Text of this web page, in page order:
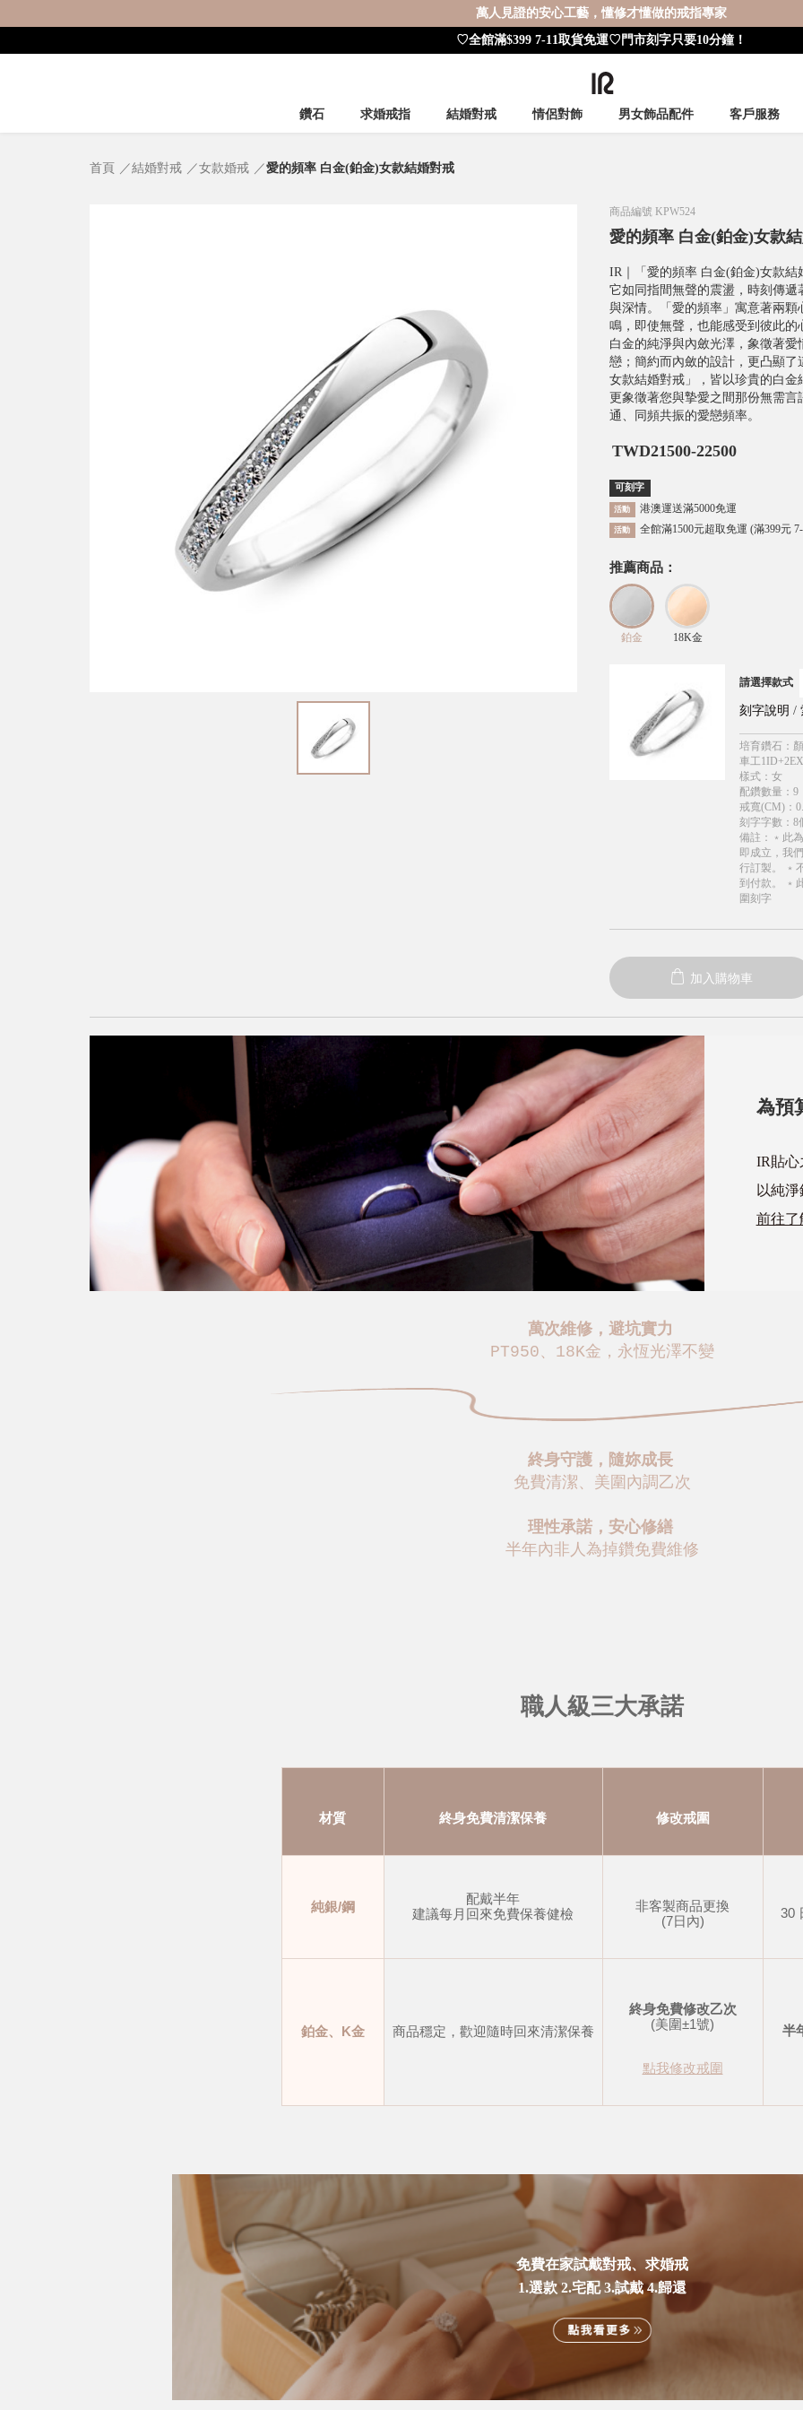
萬人見證的安心工藝，懂修才懂做的戒指專家
♡全館滿$399 7-11取貨免運♡門市刻字只要10分鐘！
鑽石 求婚戒指 結婚對戒 情侶對飾 男女飾品配件 客戶服務
首頁 結婚對戒 女款婚戒 愛的頻率 白金(鉑金)女款結婚對戒
商品編號 KPW524
愛的頻率 白金(鉑金)女款
IR｜「愛的頻率 白金(鉑金)女款
它如同指間無聲的震盪，時刻傳
與深情。「愛的頻率」寓意著兩
鳴，即使無聲，也能感受到彼此
白金的純淨與內斂光澤，象徵著
戀；簡約而內斂的設計，更凸顯
女款結婚對戒」，皆以珍貴的白
更象徵著您與摯愛之間那份無需
通、同頻共振的愛戀頻率。
TWD21500-22500
可刻字
活動 港澳運送滿5000免運
活動 全館滿1500元超取免運 (滿399元
推薦商品：
鉑金 18K金
請選擇款式
刻字說明 /
培育鑽石 ：
車工
樣式 ： 女
配鑽數量 ： 9
戒寬(CM) ：
刻字字數 ： 8
備註 ：
﹡此
即成立，我
行訂製。 ﹡
到付款。 ﹡
圍刻字
加入購物車
為預
IR貼心
以純
前往了
萬次維修，避坑實力
PT950、18K金，永恆光澤不變
終身守護，隨妳成長
免費清潔、美圍內調乙次
理性承諾，安心修繕
半年內非人為掉鑽免費維修
職人級三大承諾
材質 終身免費清潔保養 修改戒圍
純銀/鋼
配戴半年
建議每月回來免費保養健檢
非客製商品更換
(7日內)
30
鉑金、K金 商品穩定，歡迎隨時回來清潔保養
終身免費修改乙次
(美圍±1號)
點我修改戒圍
半
免費在家試戴對戒、求婚戒
1.選款 2.宅配 3.試戴 4.歸還